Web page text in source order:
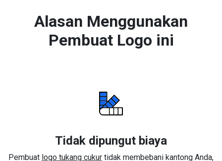
Alasan Menggunakan
Pembuat Logo ini
Tidak dipungut biaya
Pembuat logo tukang cukur tidak membebani kantong Anda,